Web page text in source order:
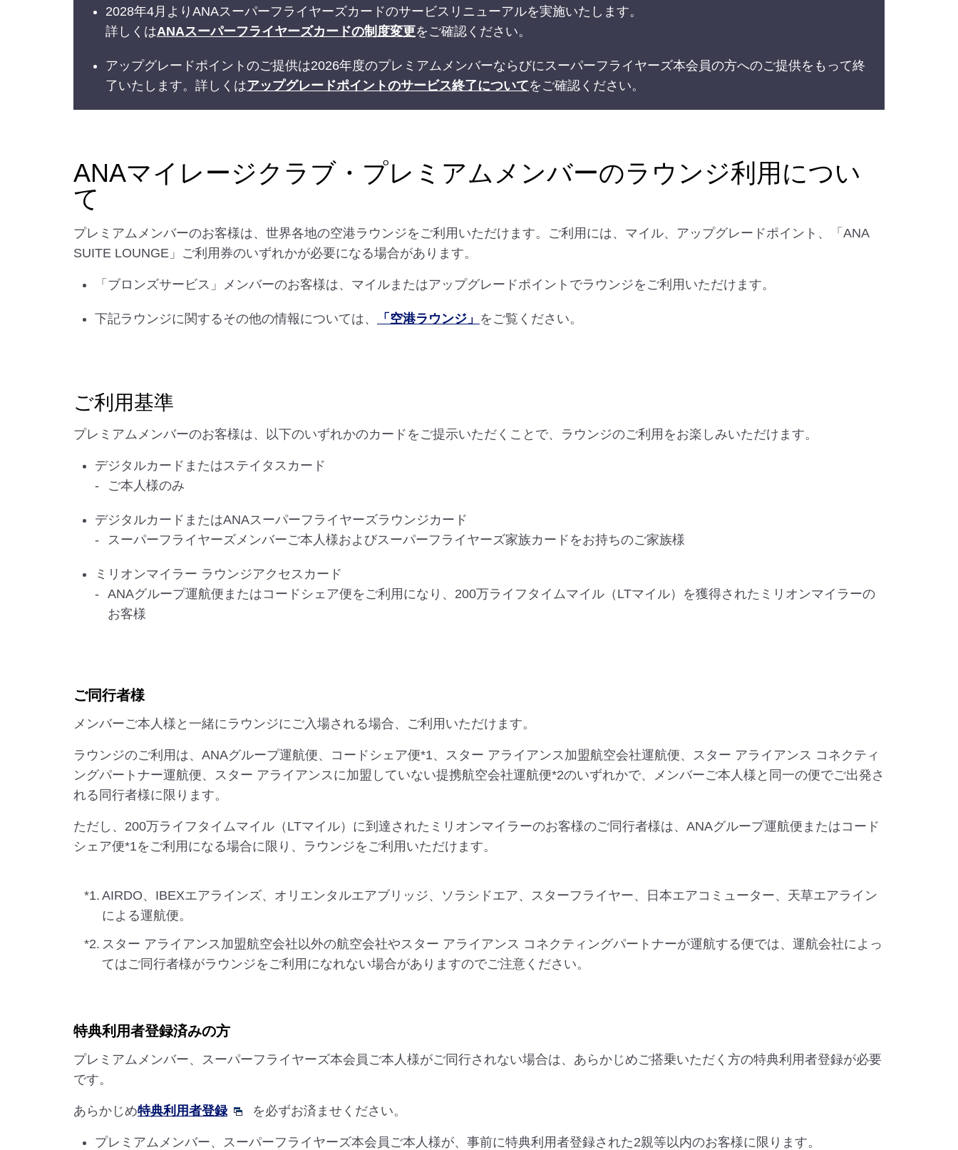
2028年4月よりANAスーパーフライヤーズカードのサービスリニューアルを実施いたします。
詳しくはANAスーパーフライヤーズカードの制度変更をご確認ください。
アップグレードポイントのご提供は2026年度のプレミアムメンバーならびにスーパーフライヤーズ本会員の方へのご提供をもって終
了いたします。詳しくはアップグレードポイントのサービス終了についてをご確認ください。
ANAマイレージクラブ・プレミアムメンバーのラウンジ利用につい
て
プレミアムメンバーのお客様は、世界各地の空港ラウンジをご利用いただけます。ご利用には、マイル、アップグレードポイント、「ANA
SUITE LOUNGE」ご利用券のいずれかが必要になる場合があります。
「ブロンズサービス」メンバーのお客様は、マイルまたはアップグレードポイントでラウンジをご利用いただけます。
下記ラウンジに関するその他の情報については、 「空港ラウンジ」 をご覧ください。
ご利用基準
プレミアムメンバーのお客様は、以下のいずれかのカードをご提示いただくことで、ラウンジのご利用をお楽しみいただけます。
デジタルカードまたはステイタスカード
ご本人様のみ
デジタルカードまたはANAスーパーフライヤーズラウンジカード
スーパーフライヤーズメンバーご本人様およびスーパーフライヤーズ家族カードをお持ちのご家族様
ミリオンマイラー ラウンジアクセスカード
ANAグループ運航便またはコードシェア便をご利用になり、200万ライフタイムマイル（LTマイル）を獲得されたミリオンマイラーの
お客様
ご同行者様
メンバーご本人様と一緒にラウンジにご入場される場合、ご利用いただけます。
ラウンジのご利用は、ANAグループ運航便、コードシェア便*1、スター アライアンス加盟航空会社運航便、スター アライアンス コネクティ
ングパートナー運航便、スター アライアンスに加盟していない提携航空会社運航便*2のいずれかで、メンバーご本人様と同一の便でご出発さ
れる同行者様に限ります。
ただし、200万ライフタイムマイル（LTマイル）に到達されたミリオンマイラーのお客様のご同行者様は、ANAグループ運航便またはコード
シェア便*1をご利用になる場合に限り、ラウンジをご利用いただけます。
*1. AIRDO、IBEXエアラインズ、オリエンタルエアブリッジ、ソラシドエア、スターフライヤー、日本エアコミューター、天草エアライン
による運航便。
*2. スター アライアンス加盟航空会社以外の航空会社やスター アライアンス コネクティングパートナーが運航する便では、運航会社によっ
てはご同行者様がラウンジをご利用になれない場合がありますのでご注意ください。
特典利用者登録済みの方
プレミアムメンバー、スーパーフライヤーズ本会員ご本人様がご同行されない場合は、あらかじめご搭乗いただく方の特典利用者登録が必要
です。
あらかじめ特典利用者登録 を必ずお済ませください。
プレミアムメンバー、スーパーフライヤーズ本会員ご本人様が、事前に特典利用者登録された2親等以内のお客様に限ります。